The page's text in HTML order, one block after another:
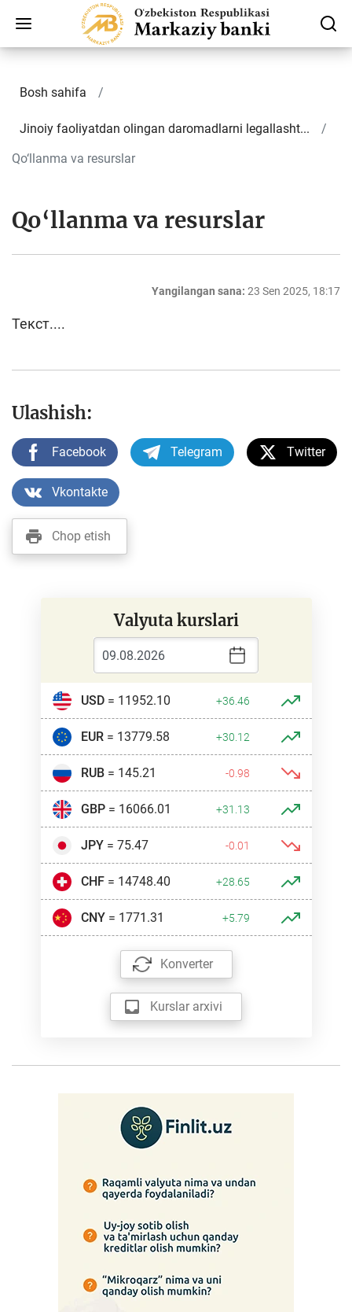
Bosh sahifa
Jinoiy faoliyatdan olingan daromadlarni legallasht...
Qo‘llanma va resurslar
Qo‘llanma va resurslar
Yangilangan sana: 23 Sen 2025, 18:17
Текст....
Ulashish:
Facebook Telegram Twitter
Vkontakte
Chop etish
Valyuta kurslari
USD= 11952.10 +36.46
EUR= 13779.58 +30.12
RUB= 145.21 -0.98
GBP= 16066.01 +31.13
JPY= 75.47 -0.01
CHF= 14748.40 +28.65
CNY= 1771.31 +5.79
Konverter
Kurslar arxivi